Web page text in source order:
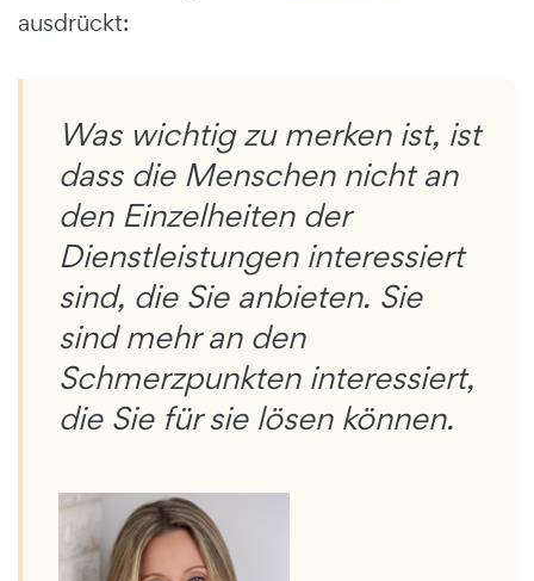
ausdrückt:
Was wichtig zu merken ist, ist
dass die Menschen nicht an
den Einzelheiten der
Dienstleistungen interessiert
sind, die Sie anbieten. Sie
sind mehr an den
Schmerzpunkten interessiert,
die Sie für sie lösen können.